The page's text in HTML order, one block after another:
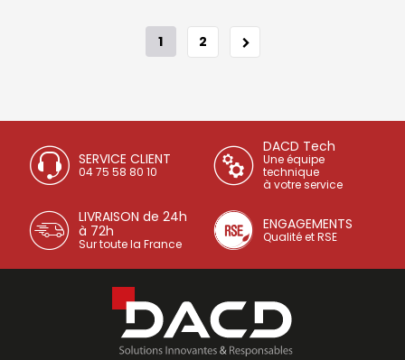
1 2
SERVICE CLIENT
04 75 58 80 10
DACD Tech
Une équipe
technique
à votre service
LIVRAISON de 24h
à 72h
Sur toute la France
ENGAGEMENTS
Qualité et RSE